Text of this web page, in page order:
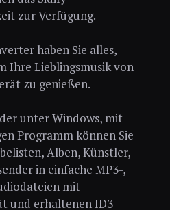
zur Verfügung.
haben Sie alles,
Ihre Lieblingsmusik von
zu genießen.
unter Windows, mit
Programm können Sie
Alben, Künstler,
in einfache MP3-,
mit
und erhaltenen ID3-